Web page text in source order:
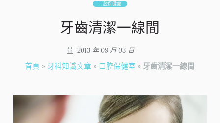
口腔保健室
牙齒清潔一線間
2013 年 09 月 03 日
首頁 » 牙科知識文章 » 口腔保健室 » 牙齒清潔一線間